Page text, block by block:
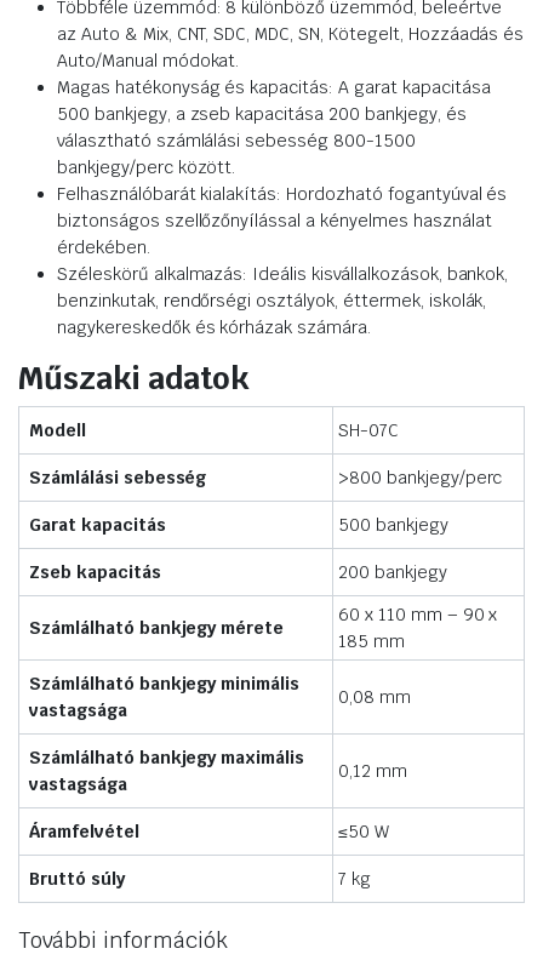
Többféle üzemmód: 8 különböző üzemmód, beleértve
az Auto & Mix, CNT, SDC, MDC, SN, Kötegelt, Hozzáadás és
Auto/Manual módokat.
Magas hatékonyság és kapacitás: A garat kapacitása
500 bankjegy, a zseb kapacitása 200 bankjegy, és
választható számlálási sebesség 800-1500
bankjegy/perc között.
Felhasználóbarát kialakítás: Hordozható fogantyúval és
biztonságos szellőzőnyílással a kényelmes használat
érdekében.
Széleskörű alkalmazás: Ideális kisvállalkozások, bankok,
benzinkutak, rendőrségi osztályok, éttermek, iskolák,
nagykereskedők és kórházak számára.
Műszaki adatok
Modell SH-07C
Számlálási sebesség >800 bankjegy/perc
Garat kapacitás 500 bankjegy
Zseb kapacitás 200 bankjegy
Számlálható bankjegy mérete
60 x 110 mm – 90 x
185 mm
Számlálható bankjegy minimális
vastagsága
0,08 mm
Számlálható bankjegy maximális
vastagsága
0,12 mm
Áramfelvétel ≤50 W
Bruttó súly 7 kg
További információk